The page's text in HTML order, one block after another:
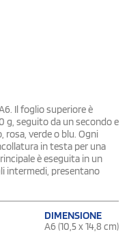
Il foglio superiore è
g, seguito da un secondo e
rosa, verde o blu. Ogni
in testa per una
è eseguita in un
intermedi, presentano
DIMENSIONE
A6 (10,5 x 14,8 cm)